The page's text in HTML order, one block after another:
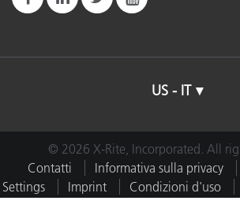
US - IT
© 2026 X-Rite, Incorporated. All
Contatti
Informativa sulla privacy
Settings
Imprint Condizioni d'uso